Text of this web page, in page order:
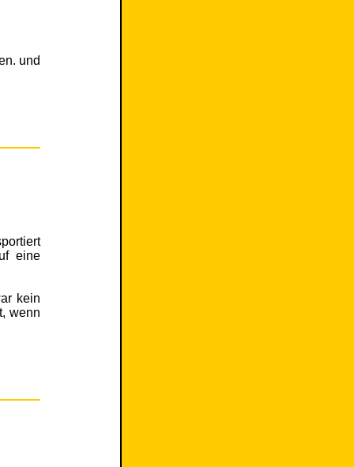
und
eine
kein
wenn